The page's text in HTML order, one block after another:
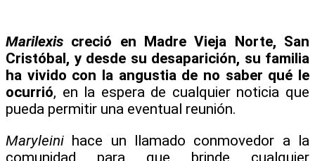
Marilexis creció en Madre Vieja Norte, San
Cristóbal, y desde su desaparición, su familia
ha vivido con la angustia de no saber qué le
ocurrió, en la espera de cualquier noticia que
pueda permitir una eventual reunión.
Maryleini hace un llamado conmovedor a la
comunidad para que brinde cualquier